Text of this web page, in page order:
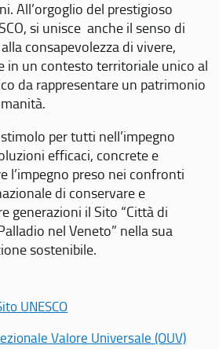
All’orgoglio del prestigioso
si unisce anche il senso di
consapevolezza di vivere,
in un contesto territoriale unico al
da rappresentare un patrimonio
per tutti nell’impegno
efficaci, concrete e
l’impegno preso nei confronti
di conservare e
generazioni il Sito “Città di
nel Veneto” nella sua
sostenibile.
UNESCO
Valore Universale (OUV)